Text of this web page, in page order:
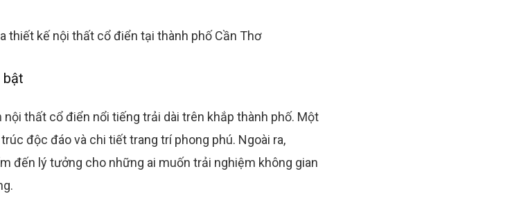
bật
thất cổ điển nổi tiếng trải dài trên khắp thành phố. Một
độc đáo và chi tiết trang trí phong phú. Ngoài ra,
đến lý tưởng cho những ai muốn trải nghiệm không gian